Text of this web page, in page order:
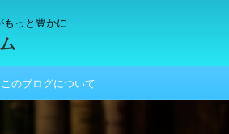
もっと豊かに
このブログについて